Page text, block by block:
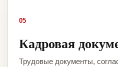
05
Кадровая
Трудовые документы,